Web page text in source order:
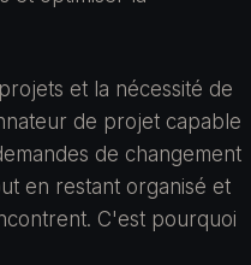
et la nécessité de
de projet capable
de changement
en restant organisé et
C'est pourquoi